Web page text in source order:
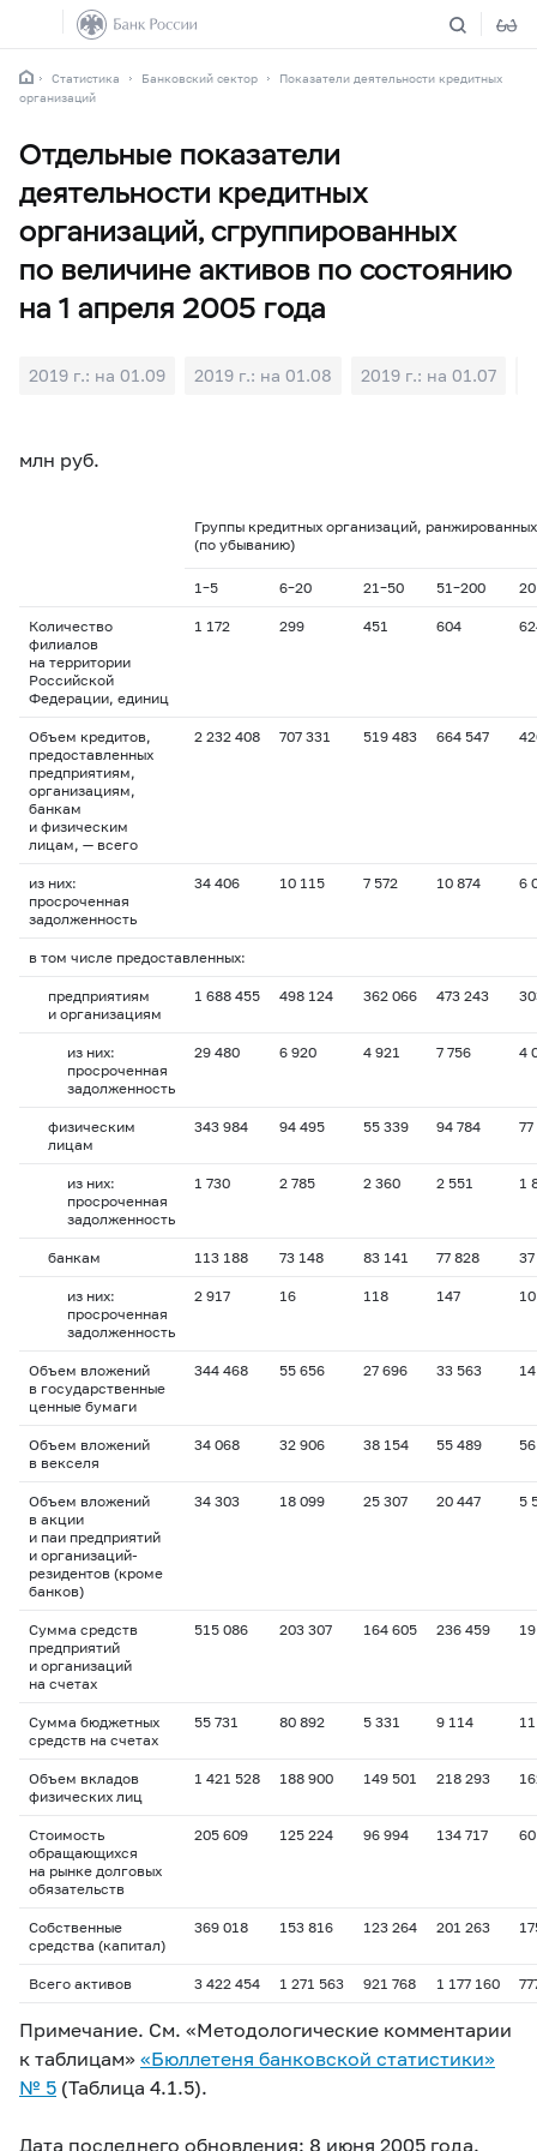
Статистика Банковский сектор
Показатели деятельности кредитных
организаций
Отдельные показатели
деятельности кредитных
организаций, сгруппированных
по величине активов по состоянию
на 1 апреля 2005 года
2019 г.: на 01.09 2019 г.: на 01.08 2019 г.: на 01.07
млн руб.
Группы кредитных организаций,
(по убыванию)
1–5 6–20 21–50 51–200
Количество
филиалов
на территории
Российской
Федерации, единиц
1 172 299 451 604
Объем кредитов,
предоставленных
предприятиям,
организациям,
банкам
и физическим
лицам, — всего
2 232 408 707 331 519 483 664 547
из них:
просроченная
задолженность
34 406 10 115 7 572 10 874 6
в том числе предоставленных:
предприятиям
и организациям
1 688 455 498 124 362 066 473 243
из них:
просроченная
задолженность
29 480 6 920 4 921 7 756 4
физическим
лицам
343 984 94 495 55 339 94 784
из них:
просроченная
задолженность
1 730 2 785 2 360 2 551 1
банкам 113 188 73 148 83 141 77 828
из них:
просроченная
задолженность
2 917 16 118 147
Объем вложений
в государственные
ценные бумаги
344 468 55 656 27 696 33 563
Объем вложений
в векселя
34 068 32 906 38 154 55 489
Объем вложений
в акции
и паи предприятий
и организаций-
резидентов (кроме
банков)
34 303 18 099 25 307 20 447 5
Сумма средств
предприятий
и организаций
на счетах
515 086 203 307 164 605 236 459
Сумма бюджетных
средств на счетах
55 731 80 892 5 331 9 114
Объем вкладов
физических лиц
1 421 528 188 900 149 501 218 293
Стоимость
обращающихся
на рынке долговых
обязательств
205 609 125 224 96 994 134 717
Собственные
средства (капитал)
369 018 153 816 123 264 201 263
Всего активов 3 422 454 1 271 563 921 768 1 177 160
Примечание. См. «Методологические комментарии
к таблицам» «Бюллетеня банковской статистики»
№ 5 (Таблица 4.1.5).
Дата последнего обновления: 8 июня 2005 года.